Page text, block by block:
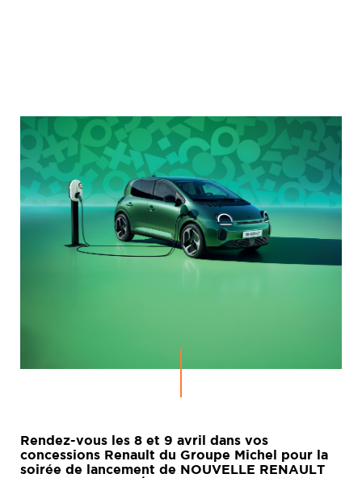
Rendez-vous les 8 et 9 avril dans vos
concessions Renault du Groupe Michel pour la
soirée de lancement de NOUVELLE RENAULT